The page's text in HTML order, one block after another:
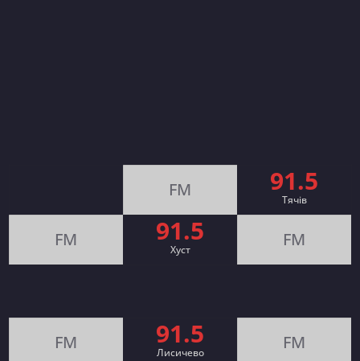
FM 91.5
Тячів
FM 91.5
Хуст FM
FM 91.5
Лисичево FM